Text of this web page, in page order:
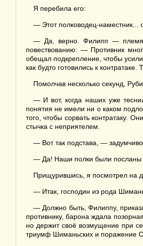
Я перебила его:
— Этот полководец-наместник...
— Да, верно. Филипп —
повествованию: — Противник
обещал подкрепление, чтобы
как будто готовились к контратаке.
Помолчав несколько секунд,
— И вот, когда наших уже
понятия не имели ни о каком
того, чтобы сорвать контратаку.
стычка с неприятелем.
— Вот так подстава, — задумчиво
— Да! Наши полки были посланы
Прищурившись, я посмотрел на
— Итак, господин из рода
— Должно быть, Филиппу,
противнику, барона ждала
но держит своё возмущение при
триумф Шиманьских и поражение